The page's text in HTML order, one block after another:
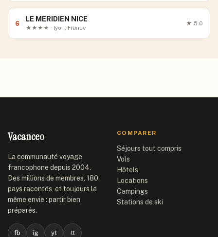
6
LE MERIDIEN NICE
★★★★ · lyon, France
★ 5.0
Vacanceo
La communauté voyage
francophone depuis 2004.
Des millions de membres, 180
pays racontés, et toujours la
même envie : partir bien
préparés.
fb ig yt tt
COMPARER
Séjours tout compris
Vols
Hôtels
Locations
Campings
Stations de ski